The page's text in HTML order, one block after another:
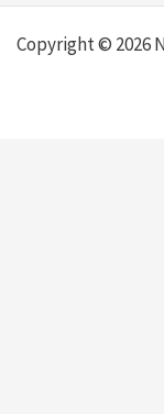
Copyright © 2026